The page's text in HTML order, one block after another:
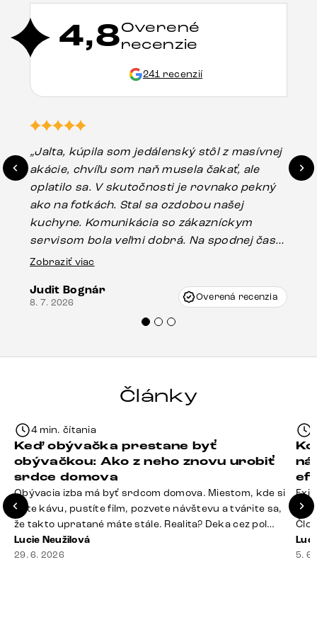
4,8Overené
recenzie
241 recenzií
„Jalta, kúpila som jedálenský stôl z masívnej
akácie, chvíľu som naň musela čakať, ale
oplatilo sa. V skutočnosti je rovnako pekný
ako na fotkách. Stal sa ozdobou našej
kuchyne. Komunikácia so zákazníckym
servisom bola veľmi dobrá. Na spodnej časti
stola bolo malé poškodenie, pravdepodobne
Vincze pri riešení mojej záležitosti pristúpili
veľmi korektne. Odporúčam produkty Delife
Zobraziť viac
Judit Bognár
8. 7. 2026 Overená recenzia
Články
4 min. čítania
Keď obývačka prestane byť
obývačkou: Ako z neho znovu urobiť
srdce domova
Obývacia izba má byť srdcom domova. Miestom, kde si
dáte kávu, pustíte film, pozvete návštevu a tvárite sa,
že takto upratané máte stále. Realita? Deka cez pol
sedačky, ovládač záhadne zmizol, konferenčný stolík
slúži ako odkladisko všetkého od účteniek po balzam
Lucie Neužilová
29. 6. 2026
si
5.